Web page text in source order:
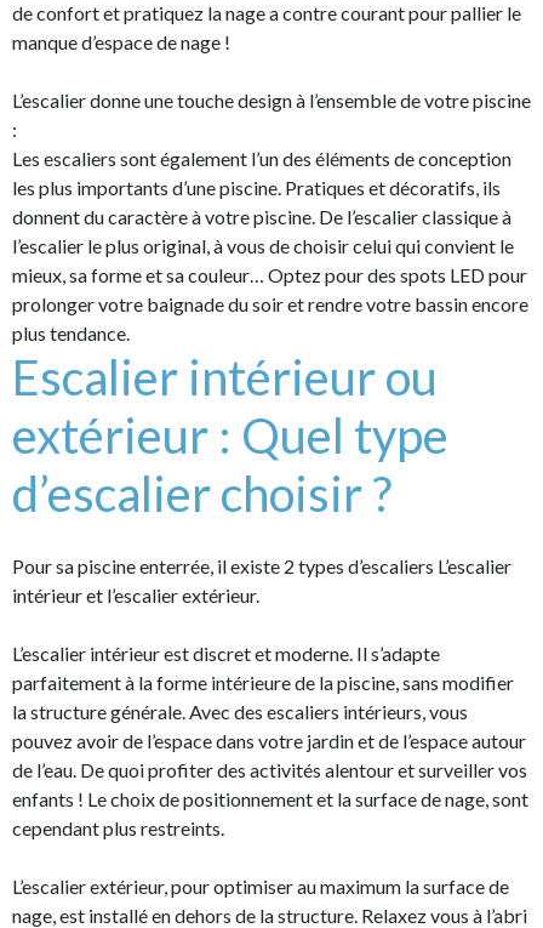
de confort et pratiquez la nage a contre courant pour pallier le
manque d’espace de nage !
L’escalier donne une touche design à l’ensemble de votre piscine
:
Les escaliers sont également l’un des éléments de conception
les plus importants d’une piscine. Pratiques et décoratifs, ils
donnent du caractère à votre piscine. De l’escalier classique à
l’escalier le plus original, à vous de choisir celui qui convient le
mieux, sa forme et sa couleur… Optez pour des spots LED pour
prolonger votre baignade du soir et rendre votre bassin encore
plus tendance.
Escalier intérieur ou
extérieur : Quel type
d’escalier choisir ?
Pour sa piscine enterrée, il existe 2 types d’escaliers L’escalier
intérieur et l’escalier extérieur.
L’escalier intérieur est discret et moderne. Il s’adapte
parfaitement à la forme intérieure de la piscine, sans modifier
la structure générale. Avec des escaliers intérieurs, vous
pouvez avoir de l’espace dans votre jardin et de l’espace autour
de l’eau. De quoi profiter des activités alentour et surveiller vos
enfants ! Le choix de positionnement et la surface de nage, sont
cependant plus restreints.
L’escalier extérieur, pour optimiser au maximum la surface de
nage, est installé en dehors de la structure. Relaxez vous à l’abri